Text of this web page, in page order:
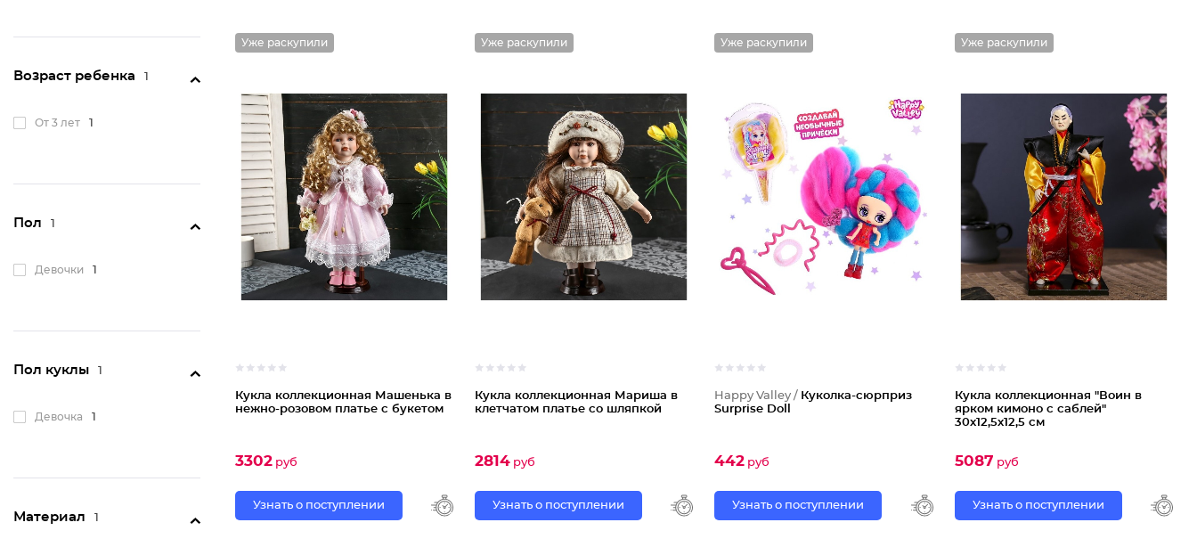
Возраст ребенка 1
От 3 лет 1
Пол 1
Девочки 1
Пол куклы 1
Девочка 1
Материал 1
Уже раскупили
Кукла коллекционная Машенька в
нежно-розовом платье с букетом
3302руб
Узнать о поступлении
Уже раскупили
Кукла коллекционная Мариша в
клетчатом платье со шляпкой
2814руб
Узнать о поступлении
Уже раскупили
Happy Valley / Куколка-сюрприз
Surprise Doll
442 руб
Узнать о поступлении
Уже раскупили
Кукла коллекционная "Воин в
ярком кимоно с саблей"
30х12,5х12,5 см
5087 руб
Узнать о поступлении